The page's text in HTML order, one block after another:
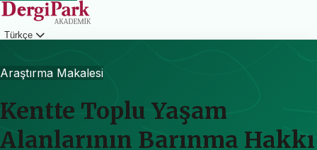
Türkçe
Araştırma Makalesi
Kentte Toplu Yaşam
Alanlarının Barınma Hakkı